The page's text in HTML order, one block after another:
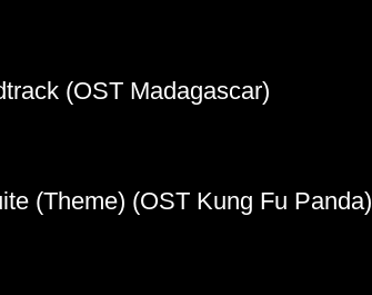
(OST Madagascar)
(Theme) (OST Kung Fu Panda)